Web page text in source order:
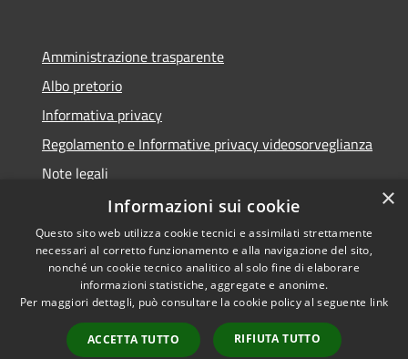
Amministrazione trasparente
Albo pretorio
Informativa privacy
Regolamento e Informative privacy videosorveglianza
Note legali
Dichiarazione di accessibilità
RSS
Accessibilità
Copyright © 2026 • Comune di
Municipium•
Accesso
×
Informazioni sui cookie
Questo sito web utilizza cookie tecnici e assimilati strettamente
necessari al corretto funzionamento e alla navigazione del sito,
nonché un cookie tecnico analitico al solo fine di elaborare
informazioni statistiche, aggregate e anonime.
Per maggiori dettagli, può consultare la cookie policy al seguente link
ACCETTA TUTTO RIFIUTA TUTTO